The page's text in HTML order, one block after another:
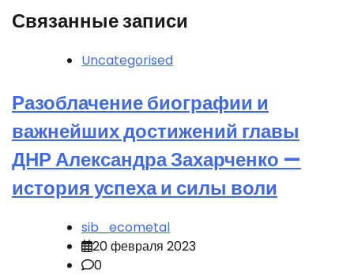
Связанные записи
Uncategorised
Разоблачение биографии и
важнейших достижений главы
ДНР Александра Захарченко —
история успеха и силы воли
sib_ecometal
20 февраля 2023
0